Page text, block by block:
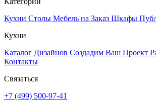
Кухни Столы Мебель на Заказ Шкафы
Кухни
Каталог Дизайнов Создадим Ваш Проект
Контакты
Связаться
+7 (499) 500-97-41